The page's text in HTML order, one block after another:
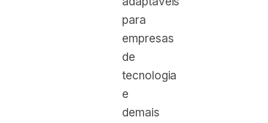
para
empresas
de
tecnologia
e
demais